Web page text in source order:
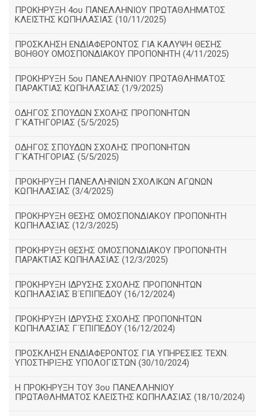
ΠΡΟΚΗΡΥΞΗ 4ου ΠΑΝΕΛΛΗΝΙΟΥ ΠΡΩΤΑΘΛΗΜΑΤΟΣ
ΚΛΕΙΣΤΗΣ ΚΩΠΗΛΑΣΙΑΣ (10/11/2025)
ΠΡΟΣΚΛΗΣΗ ΕΝΔΙΑΦΕΡΟΝΤΟΣ ΓΙΑ ΚΑΛΥΨΗ ΘΕΣΗΣ
ΒΟΗΘΟΥ ΟΜΟΣΠΟΝΔΙΑΚΟΥ ΠΡΟΠΟΝΗΤΗ (4/11/2025)
ΠΡΟΚΗΡΥΞΗ 5ου ΠΑΝΕΛΛΗΝΙΟΥ ΠΡΩΤΑΘΛΗΜΑΤΟΣ
ΠΑΡΑΚΤΙΑΣ ΚΩΠΗΛΑΣΙΑΣ (1/9/2025)
ΟΔΗΓΟΣ ΣΠΟΥΔΩΝ ΣΧΟΛΗΣ ΠΡΟΠΟΝΗΤΩΝ
Γ΄ΚΑΤΗΓΟΡΙΑΣ (5/5/2025)
ΟΔΗΓΟΣ ΣΠΟΥΔΩΝ ΣΧΟΛΗΣ ΠΡΟΠΟΝΗΤΩΝ
Γ΄ΚΑΤΗΓΟΡΙΑΣ (5/5/2025)
ΠΡΟΚΗΡΥΞΗ ΠΑΝΕΛΛΗΝΙΩΝ ΣΧΟΛΙΚΩΝ ΑΓΩΝΩΝ
ΚΩΠΗΛΑΣΙΑΣ (3/4/2025)
ΠΡΟΚΗΡΥΞΗ ΘΕΣΗΣ ΟΜΟΣΠΟΝΔΙΑΚΟΥ ΠΡΟΠΟΝΗΤΗ
ΚΩΠΗΛΑΣΙΑΣ (12/3/2025)
ΠΡΟΚΗΡΥΞΗ ΘΕΣΗΣ ΟΜΟΣΠΟΝΔΙΑΚΟΥ ΠΡΟΠΟΝΗΤΗ
ΠΑΡΑΚΤΙΑΣ ΚΩΠΗΛΑΣΙΑΣ (12/3/2025)
ΠΡΟΚΗΡΥΞΗ ΙΔΡΥΣΗΣ ΣΧΟΛΗΣ ΠΡΟΠΟΝΗΤΩΝ
ΚΩΠΗΛΑΣΙΑΣ Β΄ΕΠΙΠΕΔΟΥ (16/12/2024)
ΠΡΟΚΗΡΥΞΗ ΙΔΡΥΣΗΣ ΣΧΟΛΗΣ ΠΡΟΠΟΝΗΤΩΝ
ΚΩΠΗΛΑΣΙΑΣ Γ΄ΕΠΙΠΕΔΟΥ (16/12/2024)
ΠΡΟΣΚΛΗΣΗ ΕΝΔΙΑΦΕΡΟΝΤΟΣ ΓΙΑ ΥΠΗΡΕΣΙΕΣ ΤΕΧΝ.
ΥΠΟΣΤΗΡΙΞΗΣ ΥΠΟΛΟΓΙΣΤΩΝ (30/10/2024)
Η ΠΡΟΚΗΡΥΞΗ ΤΟΥ 3ου ΠΑΝΕΛΛΗΝΙΟΥ
ΠΡΩΤΑΘΛΗΜΑΤΟΣ ΚΛΕΙΣΤΗΣ ΚΩΠΗΛΑΣΙΑΣ (18/10/2024)